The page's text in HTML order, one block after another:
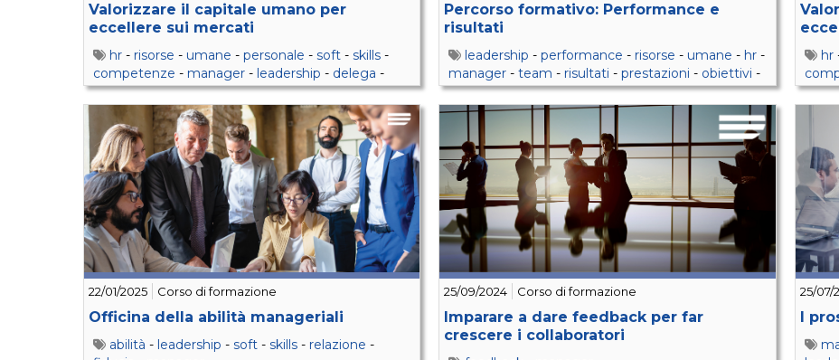
Valorizzare il capitale umano per
eccellere sui mercati
hr - risorse - umane - personale - soft - skills -
competenze - manager - leadership - delega -
feedback-retention
Percorso formativo: Performance e
risultati
leadership -performance - risorse - umane - hr -
manager -team - risultati -prestazioni - obiettivi -
soft-skills-delega-feedback-tempo-gestione
hr
22/01/2025 Corso di formazione
Officina della abilità manageriali
abilità - leadership - soft - skills - relazione -
25/09/2024 Corso di formazione
Imparare a dare feedback per far
crescere i collaboratori
25/07/
I